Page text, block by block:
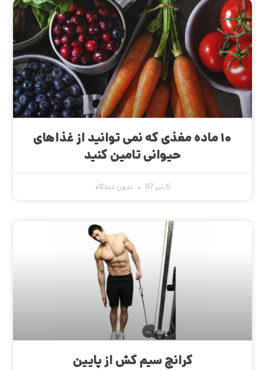
۱۰ ماده مغذی که نمی توانید از غذاهای
حیوانی تامین کنید
6 تیر 97 بدون دیدگاه
کرانچ سیم کش از پایین